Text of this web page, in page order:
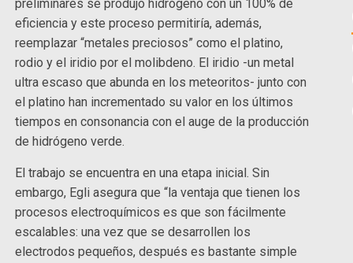
preliminares se produjo hidrógeno con un 100% de
eficiencia y este proceso permitiría, además,
reemplazar “metales preciosos” como el platino,
rodio y el iridio por el molibdeno. El iridio -un metal
ultra escaso que abunda en los meteoritos- junto con
el platino han incrementado su valor en los últimos
tiempos en consonancia con el auge de la producción
de hidrógeno verde.
El trabajo se encuentra en una etapa inicial. Sin
embargo, Egli asegura que “la ventaja que tienen los
procesos electroquímicos es que son fácilmente
escalables: una vez que se desarrollen los
electrodos pequeños, después es bastante simple